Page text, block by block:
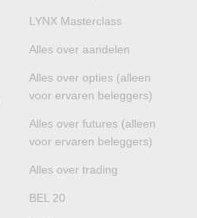
LYNX Masterclass
Alles over aandelen
Alles over opties (alleen
voor ervaren beleggers)
Alles over futures (alleen
voor ervaren beleggers)
Alles over trading
BEL 20